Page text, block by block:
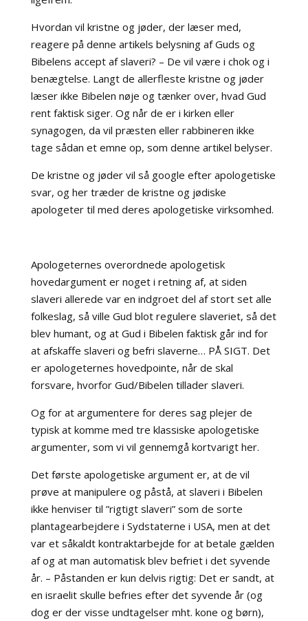
Hvordan vil kristne og jøder, der læser med,
reagere på denne artikels belysning af Guds og
Bibelens accept af slaveri? – De vil være i chok og i
benægtelse. Langt de allerfleste kristne og jøder
læser ikke Bibelen nøje og tænker over, hvad Gud
rent faktisk siger. Og når de er i kirken eller
synagogen, da vil præsten eller rabbineren ikke
tage sådan et emne op, som denne artikel belyser.
De kristne og jøder vil så google efter apologetiske
svar, og her træder de kristne og jødiske
apologeter til med deres apologetiske virksomhed.
Apologeternes overordnede apologetisk
hovedargument er noget i retning af, at siden
slaveri allerede var en indgroet del af stort set alle
folkeslag, så ville Gud blot regulere slaveriet, så det
blev humant, og at Gud i Bibelen faktisk går ind for
at afskaffe slaveri og befri slaverne… PÅ SIGT. Det
er apologeternes hovedpointe, når de skal
forsvare, hvorfor Gud/Bibelen tillader slaveri.
Og for at argumentere for deres sag plejer de
typisk at komme med tre klassiske apologetiske
argumenter, som vi vil gennemgå kortvarigt her.
Det første apologetiske argument er, at de vil
prøve at manipulere og påstå, at slaveri i Bibelen
ikke henviser til ”rigtigt slaveri” som de sorte
plantagearbejdere i Sydstaterne i USA, men at det
var et såkaldt kontraktarbejde for at betale gælden
af og at man automatisk blev befriet i det syvende
år. – Påstanden er kun delvis rigtig: Det er sandt, at
en israelit skulle befries efter det syvende år (og
dog er der visse undtagelser mht. kone og børn),